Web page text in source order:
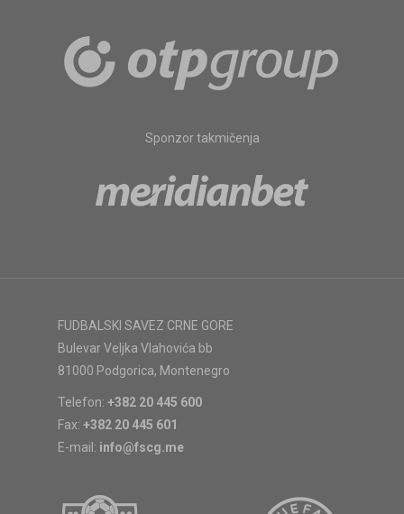
Sponzor takmičenja
FUDBALSKI SAVEZ CRNE GORE
Bulevar Veljka Vlahovića bb
81000 Podgorica, Montenegro
Telefon: +382 20 445 600
Fax: +382 20 445 601
E-mail: info@fscg.me